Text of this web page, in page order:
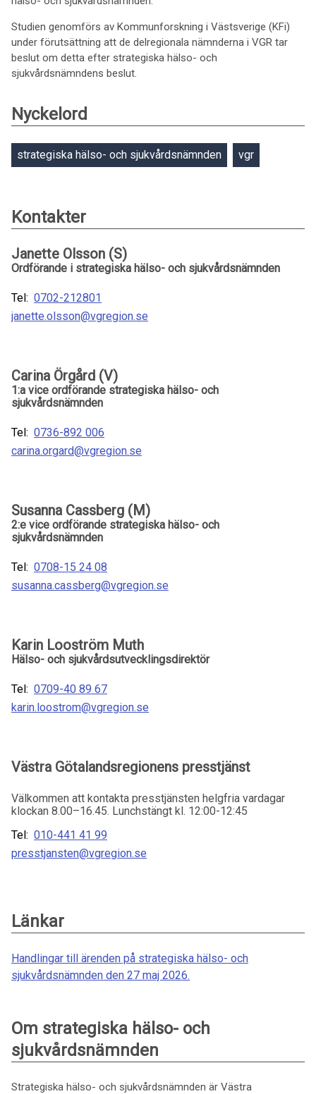
Studien genomförs av Kommunforskning i Västsverige (KFi)
under förutsättning att de delregionala nämnderna i VGR tar
beslut om detta efter strategiska hälso- och
sjukvårdsnämndens beslut.
Nyckelord
strategiska hälso- och sjukvårdsnämnden vgr
Kontakter
Janette Olsson (S)
Ordförande i strategiska hälso- och sjukvårdsnämnden
Tel: 0702-212801
janette.olsson@vgregion.se
Carina Örgård (V)
1:a vice ordförande strategiska hälso- och
sjukvårdsnämnden
Tel: 0736-892 006
carina.orgard@vgregion.se
Susanna Cassberg (M)
2:e vice ordförande strategiska hälso- och
sjukvårdsnämnden
Tel: 0708-15 24 08
susanna.cassberg@vgregion.se
Karin Looström Muth
Hälso- och sjukvårdsutvecklingsdirektör
Tel: 0709-40 89 67
karin.loostrom@vgregion.se
Västra Götalandsregionens presstjänst
Välkommen att kontakta presstjänsten helgfria vardagar
klockan 8.00–16.45. Lunchstängt kl. 12:00-12:45
Tel: 010-441 41 99
presstjansten@vgregion.se
Länkar
Handlingar till ärenden på strategiska hälso- och
sjukvårdsnämnden den 27 maj 2026.
Om strategiska hälso- och
sjukvårdsnämnden
Strategiska hälso- och sjukvårdsnämnden är Västra